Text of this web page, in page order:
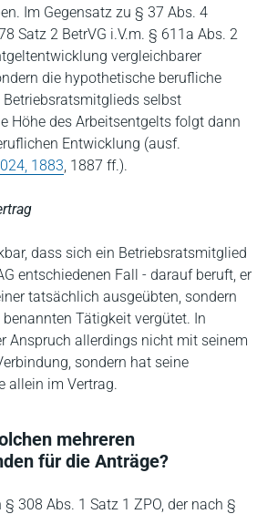
Im Gegensatz zu § 37 Abs. 4
Satz 2 BetrVG i.V.m. § 611a Abs. 2
vergleichbarer
die hypothetische berufliche
selbst
Höhe des Arbeitsentgelts folgt dann
Entwicklung (ausf.
1883, 1887 ff.).
dass sich ein Betriebsratsmitglied
entschiedenen Fall - darauf beruft, er
tatsächlich ausgeübten, sondern
Tätigkeit vergütet. In
Anspruch allerdings nicht mit seinem
sondern hat seine
allein im Vertrag.
mehreren
für die Anträge?
308 Abs. 1 Satz 1 ZPO, der nach §